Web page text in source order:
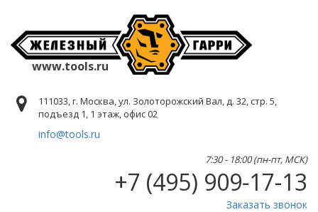
www.tools.ru
111033, г. Москва, ул. Золоторожский Вал, д. 32, стр. 5,
подъезд 1, 1 этаж, офис 02
info@tools.ru
7:30 - 18:00 (пн-пт, МСК)
+7 (495) 909-17-13
Заказать звонок